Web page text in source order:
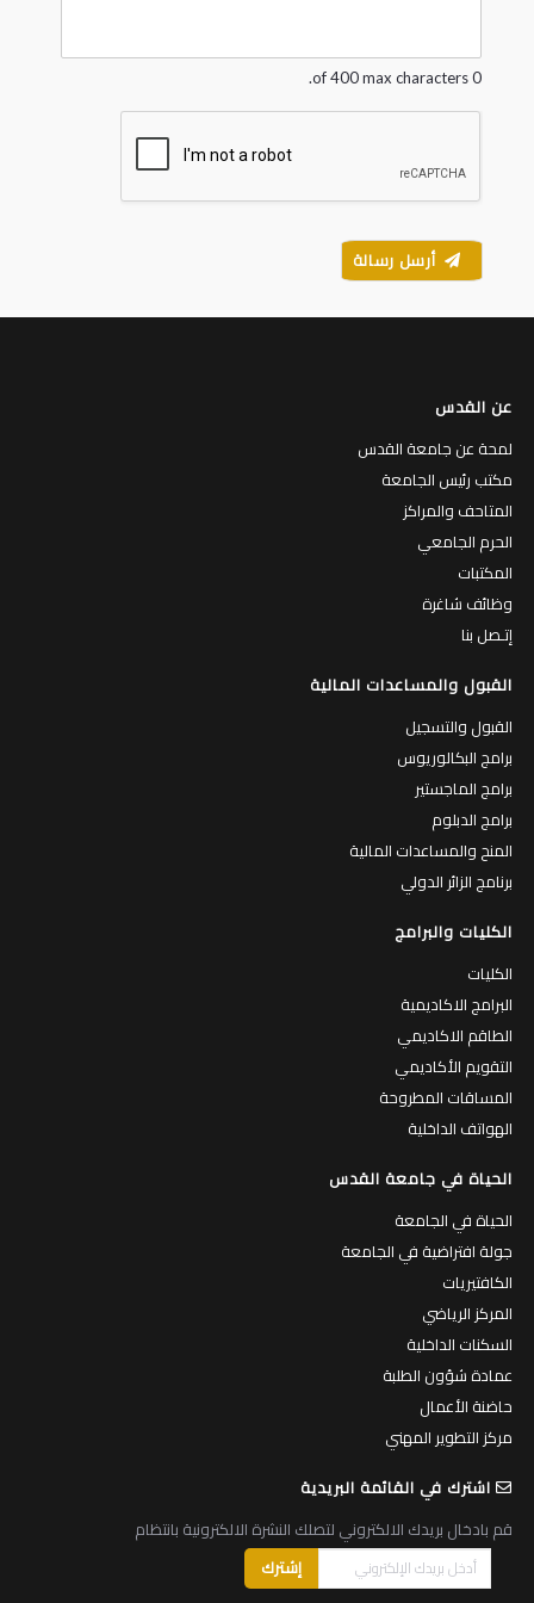
*
0 of 400 max characters.
أرسل رسالة
عن القدس
لمحة عن جامعة القدس
مكتب رئيس الجامعة
المتاحف والمراكز
الحرم الجامعي
المكتبات
وظائف شاغرة
إتـصل بنا
القبول والمساعدات المالية
القبول والتسجيل
برامج البكالوريوس
برامج الماجستير
برامج الدبلوم
المنح والمساعدات المالية
برنامج الزائر الدولي
الكليات والبرامج
الكليات
البرامج الاكاديمية
الطاقم الاكاديمي
التقويم الأكاديمي
المساقات المطروحة
الهواتف الداخلية
الحياة في جامعة القدس
الحياة في الجامعة
جولة افتراضية في الجامعة
الكافتيريات
المركز الرياضي
السكنات الداخلية
عمادة شؤون الطلبة
حاضنة الأعمال
مركز التطوير المهني
اشترك في القائمة البريدية
قم بادخال بريدك الالكتروني لتصلك النشرة الالكترونية بانتظام